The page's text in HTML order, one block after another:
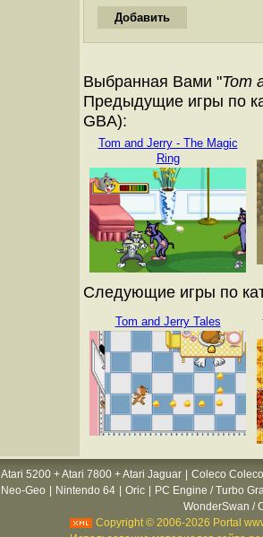
Выбранная Вами "Tom
Предыдущие игры по
GBA):
Tom and Jerry - The Magic
Ring
Следующие игры по
Tom and Jerry Tales
Atari 5200 + Atari 7800 + Atari Jaguar
Coleco
Neo-Geo Nintendo 64 Oric
PC Engine / Turbo
WonderSwan /
Copyright © 2006-2026 Portal